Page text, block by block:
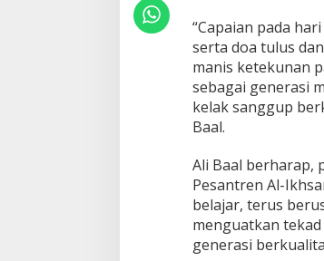
I
k
h
s
a
n
D
K
a
n
a
n
g
“Capaian pada
serta doa tulus
manis ketekunan
sebagai generasi
kelak sanggup
Baal.
Ali Baal berharap,
Pesantren Al-
belajar, terus
menguatkan
generasi